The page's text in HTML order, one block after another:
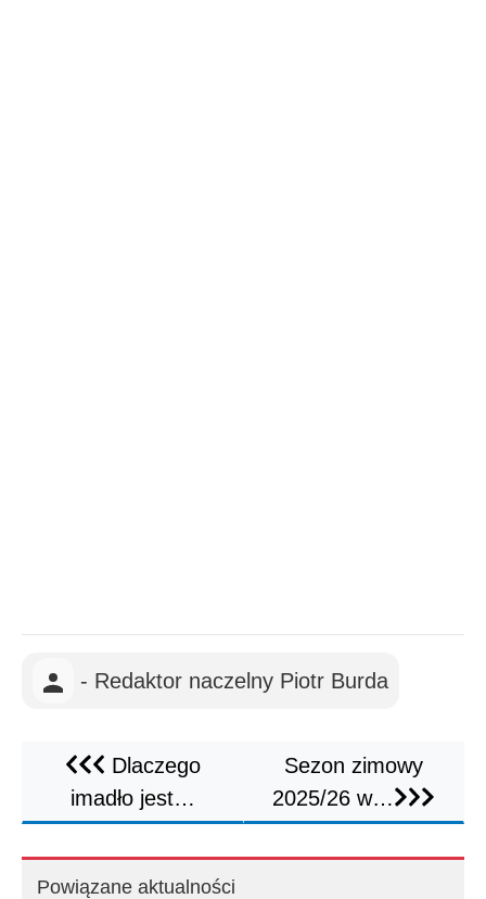
- Redaktor naczelny Piotr Burda
Dlaczego
imadło jest…
Sezon zimowy
2025/26 w…
Powiązane aktualności